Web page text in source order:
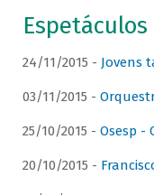
24/11/2015 - Jovens
03/11/2015 -
25/10/2015 - Osesp -
20/10/2015 -